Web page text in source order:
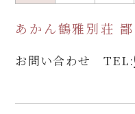
あかん鶴雅別荘
お問い合わせ TEL: